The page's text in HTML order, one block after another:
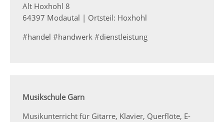
Alt Hoxhohl 8
64397 Modautal | Ortsteil: Hoxhohl
#handel #handwerk #dienstleistung
Musikschule Garn
Musikunterricht für Gitarre, Klavier, Querflöte, E-